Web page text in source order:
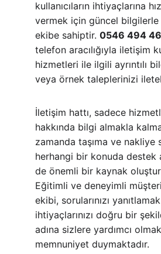
kullanıcıların ihtiyaçlarına
vermek için güncel bilgilerle
ekibe sahiptir. 0546 494
telefon aracılığıyla iletişim
hizmetleri ile ilgili ayrıntılı
veya örnek taleplerinizi
İletişim hattı, sadece
hakkında bilgi almakla
zamanda taşıma ve nakliye
herhangi bir konuda destek
de önemli bir kaynak
Eğitimli ve deneyimli
ekibi, sorularınızı
ihtiyaçlarınızı doğru bir
adına sizlere yardımcı
memnuniyet duymaktadır.